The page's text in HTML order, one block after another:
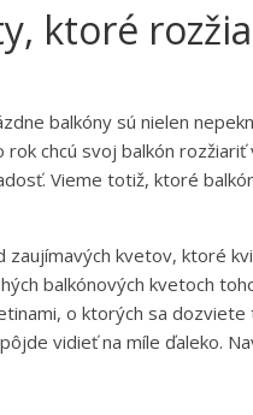
ktoré
balkóny sú nielen
chcú svoj balkón
Vieme totiž, ktoré
kvetov, ktoré
balkónových kvetoch
o ktorých sa
vidieť na míle ďaleko.